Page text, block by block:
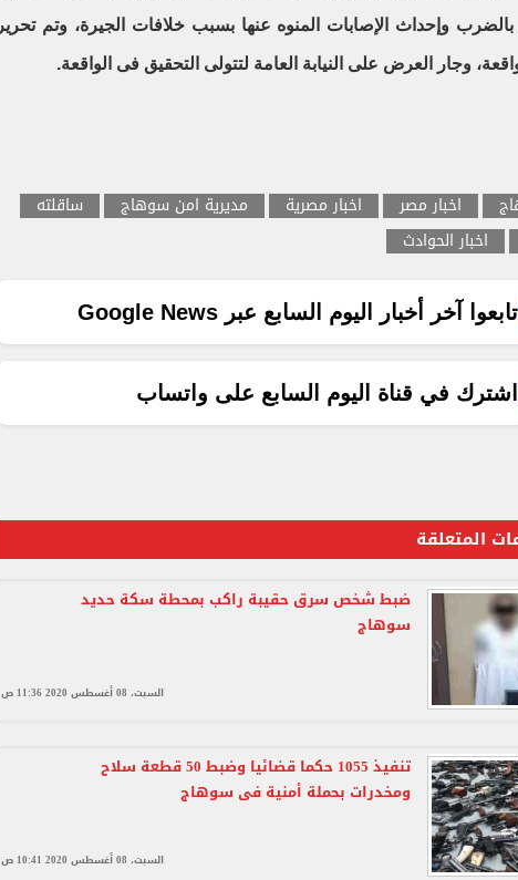
وإحداث الإصابات المنوه عنها بسبب خلافات الجيرة، وتم تحرير
وجار العرض على النيابة العامة لتتولى التحقيق فى الواقعة.
اخبار مصر اخبار مصرية مديرية امن سوهاج
ساقلته
اخبار الحوادث
تابعوا آخر أخبار اليوم السابع عبر Google News
اشترك في قناة اليوم السابع على واتساب
المتعلقة
ضبط شخص سرق حقيبة راكب بمحطة سكة حديد
سوهاج
السبت، 08 أغسطس 2020 11:36 ص
تنفيذ 1055 حكما قضائيا وضبط 50 قطعة سلاح
ومخدرات بحملة أمنية فى سوهاج
السبت، 08 أغسطس 2020 10:41 ص